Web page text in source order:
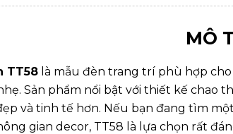
MÔ
TT58 là mẫu đèn trang trí phù hợp
Sản phẩm nổi bật với thiết kế
và tinh tế hơn. Nếu bạn đang tìm
gian decor, TT58 là lựa chọn rất